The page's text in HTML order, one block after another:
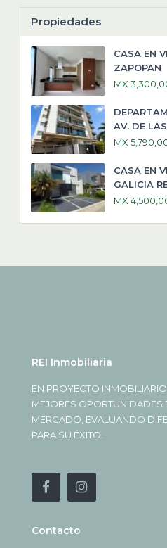
Propiedades
CASA EN
ZAPOPAN
MX
AV. DE
MX
CASA EN
GALICIA
MX
REI Inmobiliaria
EN PROYECTO
MEJORES OPORTUNIDADES
MERCADO, EVALUANDO
PARA SU ÉXITO.
Contacto